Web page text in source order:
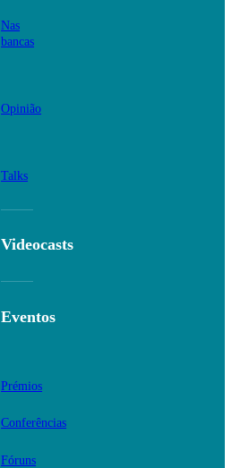
Nas
bancas
Opinião
Talks
Videocasts
Eventos
Prémios
Conferências
Fóruns